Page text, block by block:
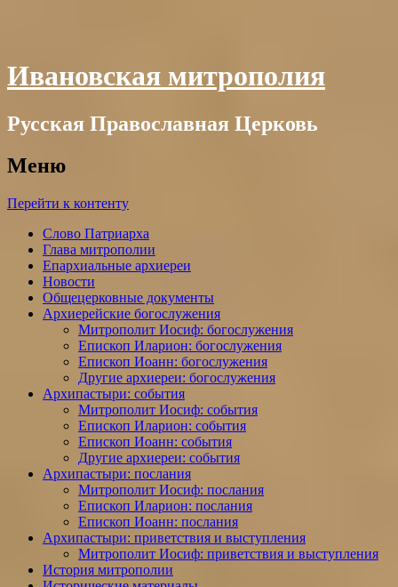
Ивановская митрополия
Русская Православная Церковь
Меню
Перейти к контенту
Слово Патриарха
Глава митрополии
Епархиальные архиереи
Новости
Общецерковные документы
Архиерейские богослужения
Митрополит Иосиф: богослужения
Епископ Иларион: богослужения
Епископ Иоанн: богослужения
Другие архиереи: богослужения
Архипастыри: события
Митрополит Иосиф: события
Епископ Иларион: события
Епископ Иоанн: события
Другие архиереи: события
Архипастыри: послания
Митрополит Иосиф: послания
Епископ Иларион: послания
Епископ Иоанн: послания
Архипастыри: приветствия и выступления
Митрополит Иосиф: приветствия и выступления
История митрополии